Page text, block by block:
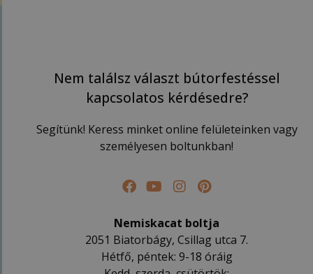
Nem találsz választ bútorfestéssel
kapcsolatos kérdésedre?
Segítünk! Keress minket online felületeinken vagy
személyesen boltunkban!
Nemiskacat boltja
2051 Biatorbágy, Csillag utca 7.
Hétfő, péntek: 9-18 óráig